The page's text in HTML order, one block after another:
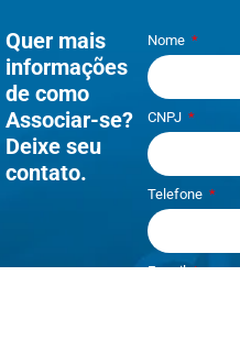
Quer mais
informações
de como
Associar-se?
Deixe seu
contato.
Nome
CNPJ
Telefone
E-mail